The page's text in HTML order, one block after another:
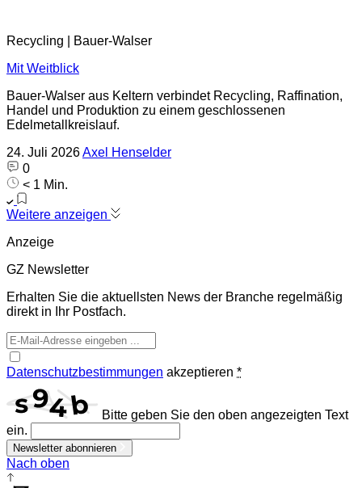
Recycling | Bauer-Walser
Mit Weitblick
Bauer-Walser aus Keltern verbindet Recycling, Raffination,
Handel und Produktion zu einem geschlossenen
Edelmetallkreislauf.
24. Juli 2026Axel Henselder
0
< 1 Min.
Weitere anzeigen
Anzeige
GZ Newsletter
Erhalten Sie die aktuellsten News der Branche regelmäßig
direkt in Ihr Postfach.
Datenschutzbestimmungen akzeptieren *
Bitte geben Sie den oben angezeigten Text
ein.
Newsletter abonnieren
Nach oben